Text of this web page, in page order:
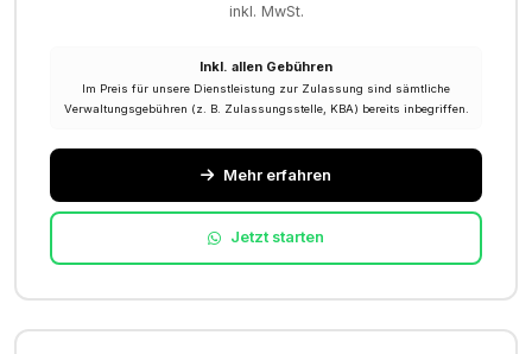
inkl. MwSt.
Inkl. allen Gebühren
Im Preis für unsere Dienstleistung zur Zulassung sind sämtliche
Verwaltungsgebühren (z. B. Zulassungsstelle, KBA) bereits inbegriffen.
Mehr erfahren
Jetzt starten